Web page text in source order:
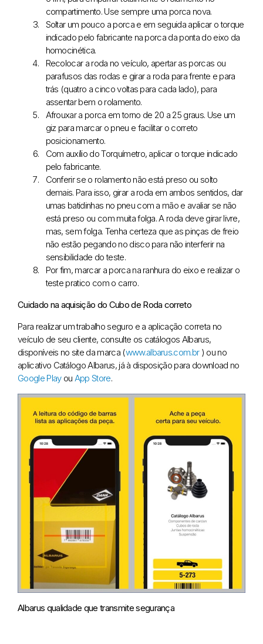
compartimento. Use sempre uma porca nova.
Soltar um pouco a porca e em seguida aplicar o torque
indicado pelo fabricante na porca da ponta do eixo da
homocinética.
Recolocar a roda no veículo, apertar as porcas ou
parafusos das rodas e girar a roda para frente e para
trás (quatro a cinco voltas para cada lado), para
assentar bem o rolamento.
Afrouxar a porca em torno de 20 a 25 graus. Use um
giz para marcar o pneu e facilitar o correto
posicionamento.
Com auxílio do Torquímetro, aplicar o torque indicado
pelo fabricante.
Conferir se o rolamento não está preso ou solto
demais. Para isso, girar a roda em ambos sentidos, dar
umas batidinhas no pneu com a mão e avaliar se não
está preso ou com muita folga. A roda deve girar livre,
mas, sem folga. Tenha certeza que as pinças de freio
não estão pegando no disco para não interferir na
sensibilidade do teste.
Por fim, marcar a porca na ranhura do eixo e realizar o
teste pratico com o carro.
Cuidado na aquisição do Cubo de Roda correto
Para realizar um trabalho seguro e a aplicação correta no
veículo de seu cliente, consulte os catálogos Albarus,
disponíveis no site da marca (www.albarus.com.br) ou no
aplicativo Catálogo Albarus, já à disposição para download no
Google Playou App Store.
Albarus qualidade que transmite segurança